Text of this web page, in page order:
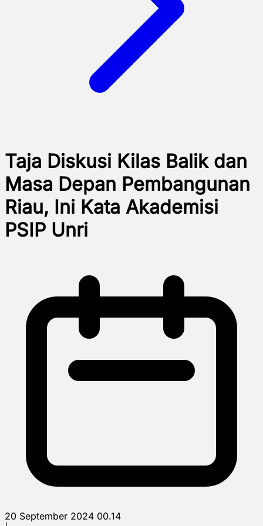
Taja Diskusi Kilas Balik dan
Masa Depan Pembangunan
Riau, Ini Kata Akademisi
PSIP Unri
20 September 2024 00.14